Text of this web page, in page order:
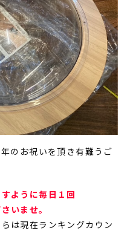
のお祝いを頂き有難うご
ように毎日１回
いませ。
は現在ランキングカウン